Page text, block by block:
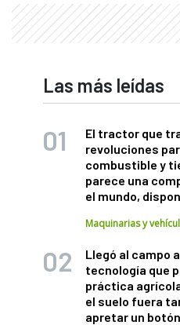
Las más leídas
El tractor que
revoluciones
combustible y
parece una
el mundo,
Maquinarias y
Llegó al campo
tecnología que
práctica
el suelo fuera
apretar un